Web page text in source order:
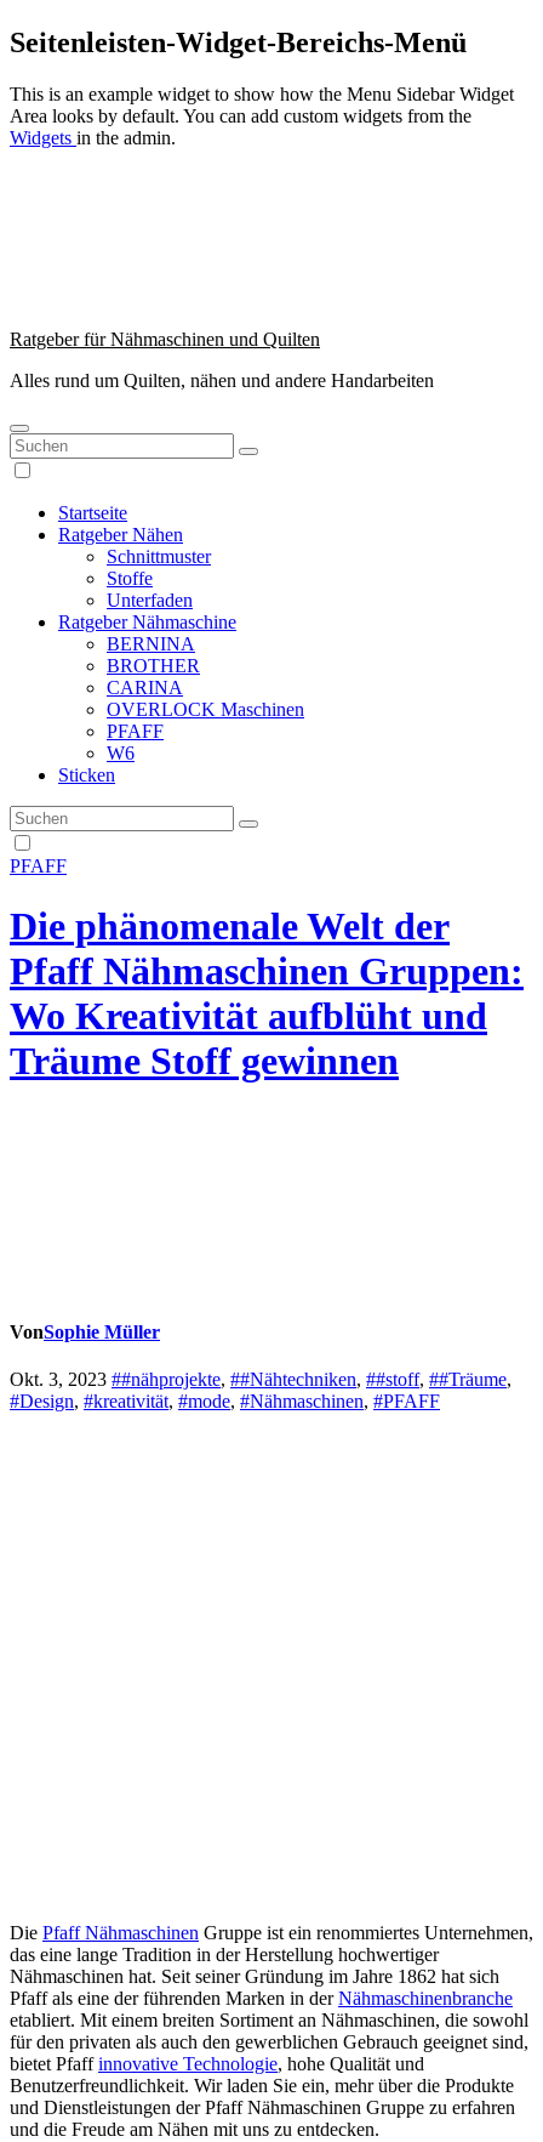
Zum
Inhalt
Seitenleisten-Widget-Bereichs-Menü
This is an example widget to show how the Menu Sidebar Widget
Area looks by default. You can add custom widgets from the
Widgets in the admin.
Ratgeber für Nähmaschinen und Quilten
Alles rund um Quilten, nähen und andere Handarbeiten
Startseite
Ratgeber Nähen
Schnittmuster
Stoffe
Unterfaden
Ratgeber Nähmaschine
BERNINA
BROTHER
CARINA
OVERLOCK Maschinen
PFAFF
W6
Sticken
PFAFF
Die phänomenale Welt der
Pfaff Nähmaschinen Gruppen:
Wo Kreativität aufblüht und
Träume Stoff gewinnen
VonSophie Müller
Okt. 3, 2023 ##nähprojekte, ##Nähtechniken, ##stoff, ##Träume,
#Design, #kreativität, #mode, #Nähmaschinen, #PFAFF
Die Pfaff Nähmaschinen Gruppe ist ein renommiertes Unternehmen,
das eine lange Tradition in der Herstellung hochwertiger
Nähmaschinen hat. Seit seiner Gründung im Jahre 1862 hat sich
Pfaff als eine der führenden Marken in derNähmaschinenbranche
etabliert. Mit einem breiten Sortiment an Nähmaschinen, die sowohl
für den privaten als auch den gewerblichen Gebrauch geeignet sind,
bietet Pfaffinnovative Technologie, hohe Qualität und
Benutzerfreundlichkeit. Wir laden Sie ein, mehr über die Produkte
und Dienstleistungen der Pfaff Nähmaschinen Gruppe zu erfahren
und die Freude am Nähen mit uns zu entdecken.